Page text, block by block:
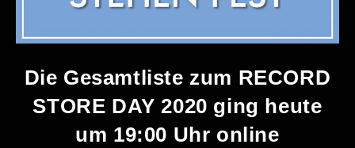
Die Gesamtliste zum RECORD
STORE DAY 2020 ging heute
um 19:00 Uhr online